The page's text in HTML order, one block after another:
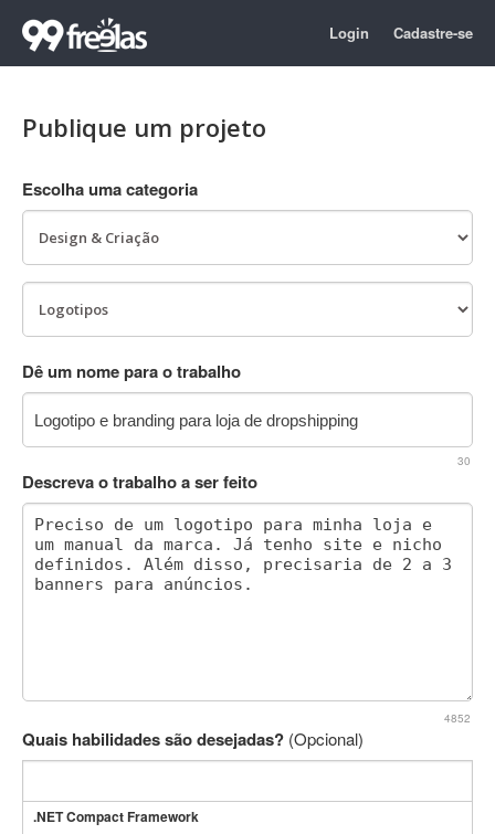
Login Cadastre-se
Publique um projeto
Escolha uma categoria
Dê um nome para o trabalho
30
Descreva o trabalho a ser feito
4852
Quais habilidades são desejadas? (Opcional)
.NET Compact Framework